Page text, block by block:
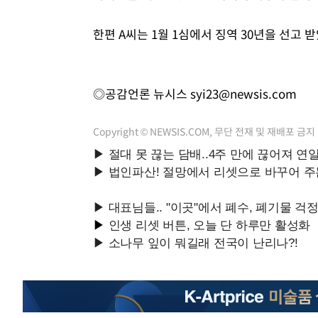
한편 A씨는 1월 1심에서 징역 30년을 선고
◎공감언론 뉴시스 syi23@newsis.com
Copyright © NEWSIS.COM, 무단 전재 및 재배포 금지